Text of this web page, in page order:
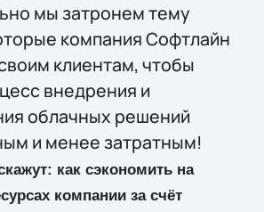
мы затронем тему
компания Софтлайн
клиентам, чтобы
внедрения и
облачных решений
и менее затратным!
как сэкономить на
компании за счёт